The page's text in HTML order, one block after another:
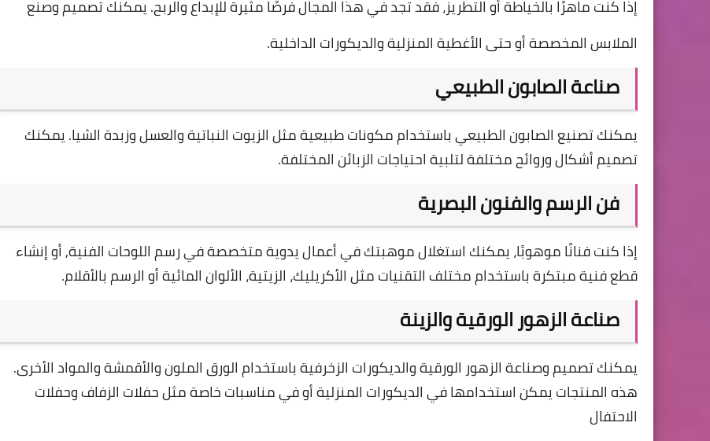
إذا كنت ماهرًا بالخياطة أو التطريز، فقد تجد في هذا المجال فرصًا مثيرة للإبداع والربح. يمكنك تصميم وصنع
الملابس المخصصة أو حتى الأغطية المنزلية والديكورات الداخلية.
صناعة الصابون الطبيعي
يمكنك تصنيع الصابون الطبيعي باستخدام مكونات طبيعية مثل الزيوت النباتية والعسل وزبدة الشيا. يمكنك
تصميم أشكال وروائح مختلفة لتلبية احتياجات الزبائن المختلفة.
فن الرسم والفنون البصرية
إذا كنت فنانًا موهوبًا، يمكنك استغلال موهبتك في أعمال يدوية متخصصة في رسم اللوحات الفنية, أو إنشاء
قطع فنية مبتكرة باستخدام مختلف التقنيات مثل الأكريليك، الزيتية، الألوان المائية أو الرسم بالأقلام.
صناعة الزهور الورقية والزينة
يمكنك تصميم وصناعة الزهور الورقية والديكورات الزخرفية باستخدام الورق الملون والأقمشة والمواد الأخرى.
هذه المنتجات يمكن استخدامها في الديكورات المنزلية أو في مناسبات خاصة مثل حفلات الزفاف وحفلات
الاحتفال